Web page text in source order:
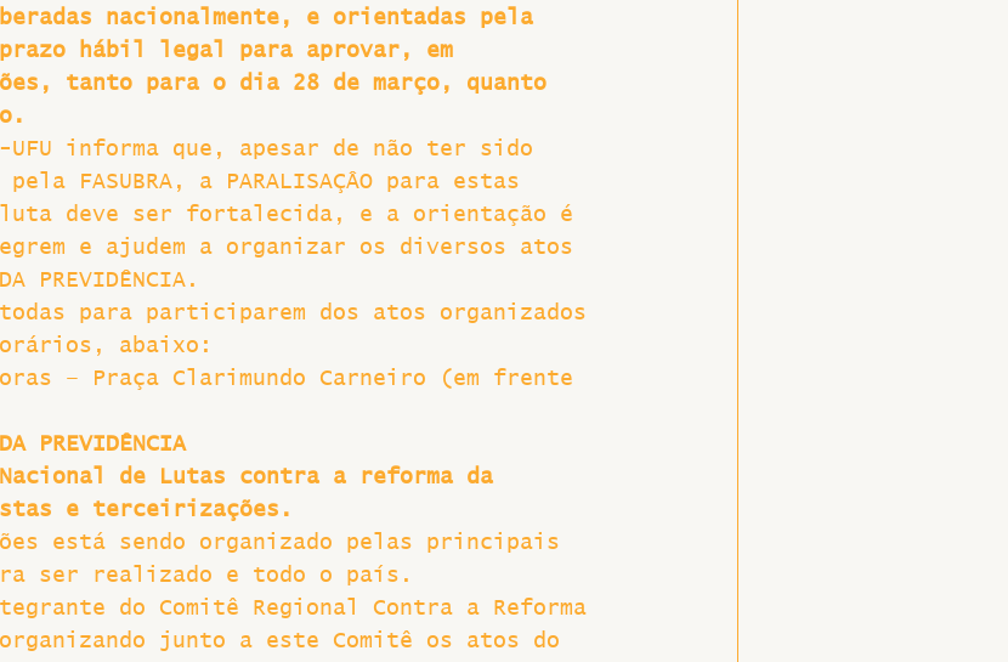
nacionalmente, e orientadas pela
prazo hábil legal para aprovar, em
tanto para o dia 28 de março, quanto
UFU informa que, apesar de não ter sido
FASUBRA, a PARALISAÇÂO para estas
deve ser fortalecida, e a orientação é
e ajudem a organizar os diversos atos
PREVIDÊNCIA.
todas para participarem dos atos organizados
abaixo:
– Praça Clarimundo Carneiro (em frente
PREVIDÊNCIA
de Lutas contra a reforma da
e terceirizações.
está sendo organizado pelas principais
ser realizado e todo o país.
do Comitê Regional Contra a Reforma
junto a este Comitê os atos do